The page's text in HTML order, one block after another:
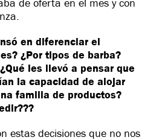
de oferta en el mes y con
en diferenciar el
¿Por tipos de barba?
les llevó a pensar que
la capacidad de alojar
familia de productos?
estas decisiones que no nos